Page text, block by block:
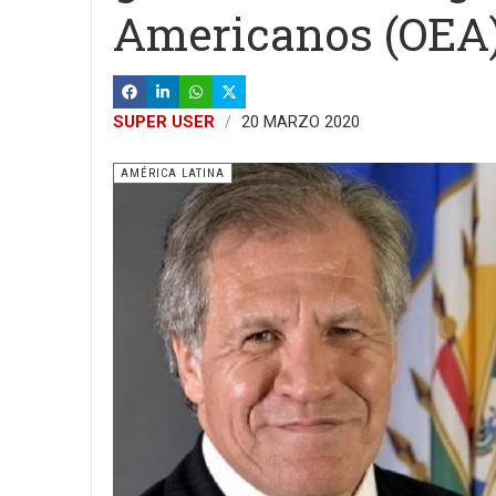
Americanos
SUPER USER 20 MARZO 2020
AMÉRICA LATINA